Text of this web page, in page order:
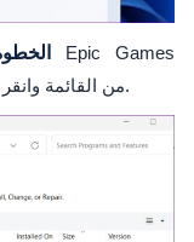
Launcher من القائمة وانقر فوق خيار إلغاء التثبيت في الأعلى.